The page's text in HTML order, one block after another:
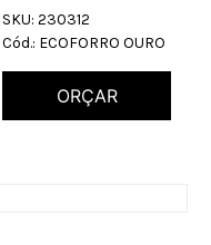
SKU: 230312
Cód.: ECOFORRO OURO
ORÇAR